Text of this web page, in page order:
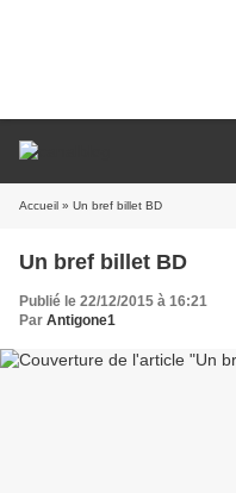
Accueil » Un bref billet BD
Un bref billet BD
Publié le 22/12/2015 à 16:21
Par Antigone1